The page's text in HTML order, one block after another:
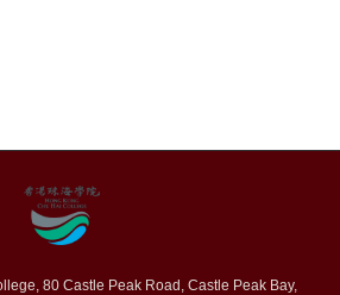
80 Castle Peak Road, Castle Peak Bay,